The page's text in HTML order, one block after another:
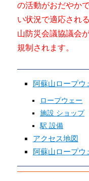
の活動がおだやか
い状況で適応され
山防災会議協議会
規制されます。
阿蘇山ロープウ
ロープウェー
施設 ショップ
駅 設備
アクセス地図
阿蘇山ロープウ